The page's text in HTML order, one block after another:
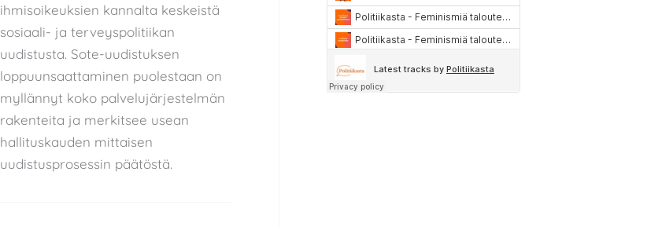
ihmisoikeuksien kannalta keskeistä
sosiaali- ja terveyspolitiikan
uudistusta. Sote-uudistuksen
loppuunsaattaminen puolestaan on
myllännyt koko palvelujärjestelmän
rakenteita ja merkitsee usean
hallituskauden mittaisen
uudistusprosessin päätöstä.